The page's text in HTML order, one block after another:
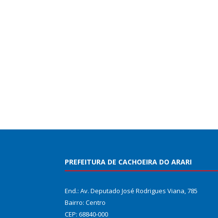
PREFEITURA DE CACHOEIRA DO ARARI
End.: Av. Deputado José Rodrigues Viana, 785
Bairro: Centro
CEP: 68840-000